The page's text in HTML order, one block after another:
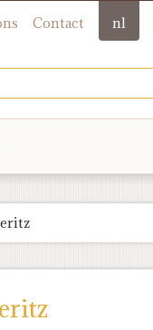
nl
Contact